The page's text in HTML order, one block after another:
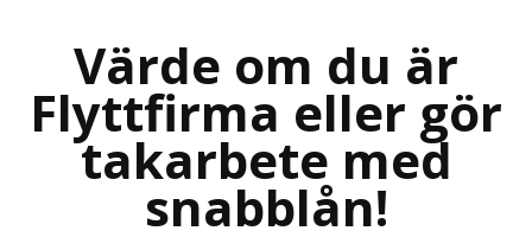
Värde om du är
Flyttfirma eller gör
takarbete med
snabblån!